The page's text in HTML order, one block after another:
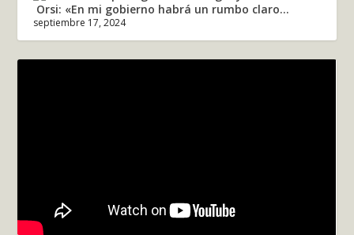
Orsi: «En mi gobierno habrá un rumbo claro...
septiembre 17, 2024